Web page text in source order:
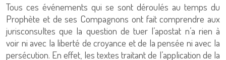
Tous ces événements qui se sont déroulés au temps du
Prophète et de ses Compagnons ont fait comprendre aux
jurisconsultes que la question de tuer l’apostat n’a rien à
voir ni avec la liberté de croyance et de la pensée ni avec la
persécution. En effet, les textes traitant de l’application de la